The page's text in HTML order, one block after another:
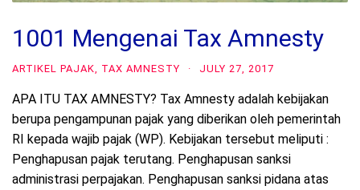
1001 Mengenai Tax Amnesty
ARTIKEL PAJAK TAX AMNESTY · JULY 27, 2017
APA ITU TAX AMNESTY? Tax Amnesty adalah kebijakan
berupa pengampunan pajak yang diberikan oleh pemerintah
RI kepada wajib pajak (WP). Kebijakan tersebut meliputi :
Penghapusan pajak terutang. Penghapusan sanksi
administrasi perpajakan. Penghapusan sanksi pidana atas